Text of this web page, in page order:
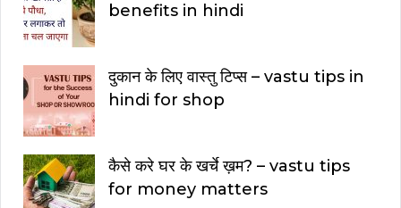
benefits in hindi
दुकान के लिए वास्तु टिप्स – vastu tips in
hindi for shop
कैसे करे घर के खर्चे ख़म? – vastu tips
for money matters